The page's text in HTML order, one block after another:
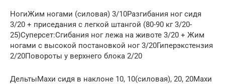
НогиЖим ногами (силовая) 3/10Разгибания ног сидя
3/20 + приседания с легкой штангой (80-90 кг 3/20-
25)Суперсет:Сгибания ног лежа на животе 3/20 + Жим
ногами с высокой постановкой ног 3/20Гиперэкстензия
2/20Повороты у верхнего блока 2/20
ДельтыМахи сидя в наклоне 10, 10(силовая), 20, 20Махи